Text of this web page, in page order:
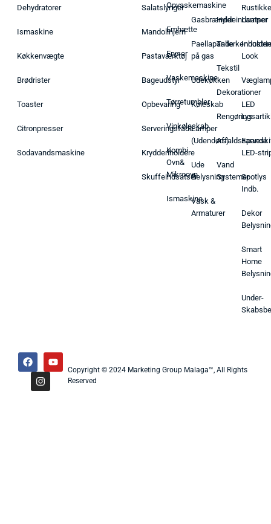
Dehydratorer
Ismaskine
Køkkenvægte
Brødrister
Toaster
Citronpresser
Sodavandsmaskine
Salatslynger
Mandolinjern
Pastaværktøj
Bageudstyr
Opbevaring
Serveringsfade
Krydderiholdere
Skuffeindsatser
Opvaskemaskine
Emhætte
Fryser
Vaskemaskine
Tørretumbler
Vinkøleskab
Kombi
Ovn&
Mikroovn
Ismaskine
Gasbrænder
Paellapande
på gas
Udekøkken
Køleskab
Lamper
(Udendørs)
Ude
Belysning
Vask &
Armaturer
Hyldeindsatser
Tekstil
Dekorationer
Affaldsspande
Vand
Systemer
Rustikke
Lamper
Look
LED
Lys
LED-
Spotlys
Indb.
Dekor
Smart
Home
Under-
Copyright © 2024 Marketing Group Malaga™, All Rights
Reserved